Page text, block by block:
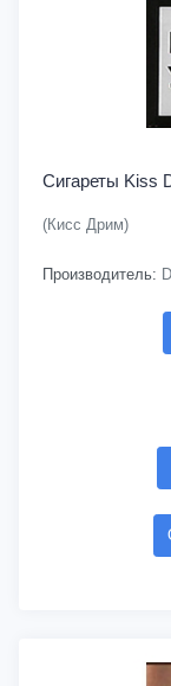
Сигареты Kiss
(Кисс Дрим)
Производитель: